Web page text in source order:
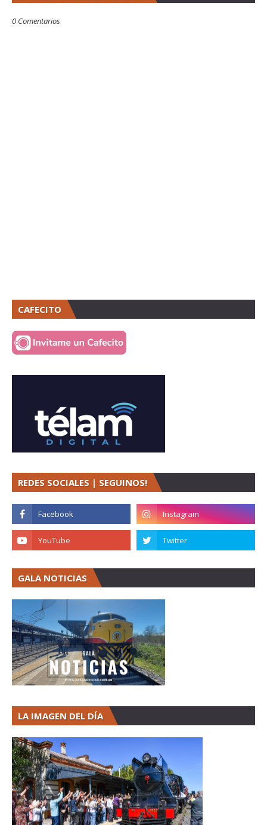
0 Comentarios
CAFECITO
REDES SOCIALES | SEGUINOS!
GALA NOTICIAS
LA IMAGEN DEL DÍA